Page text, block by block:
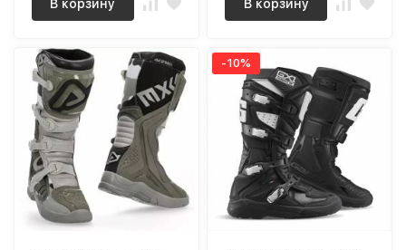
В корзину В корзину
-10%